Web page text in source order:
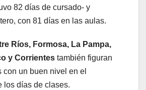
82 días de cursado- y
con 81 días en las aulas.
Ríos, Formosa, La Pampa,
y Corrientes también figuran
con un buen nivel en el
los días de clases.